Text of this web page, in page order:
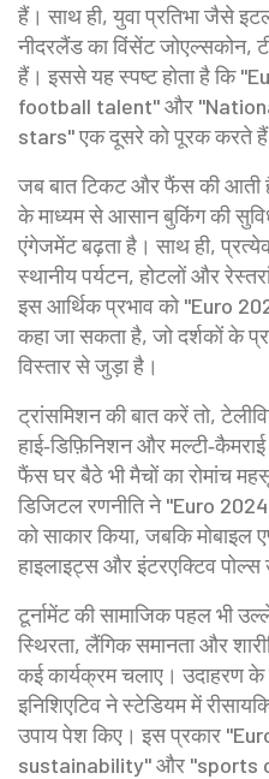
हैं। साथ ही, युवा प्रतिभा जैसे
नीदरलैंड का विंसेंट जोएल्सकोन,
हैं। इससे यह स्पष्ट होता है कि
football talent" और
stars" एक दूसरे को पूरक करते
जब बात टिकट और फैंस की आती
के माध्यम से आसान बुकिंग की
एंगेजमेंट बढ़ता है। साथ ही,
स्थानीय पर्यटन, होटलों और
इस आर्थिक प्रभाव को "Euro
कहा जा सकता है, जो दर्शकों के
विस्तार से जुड़ा है।
ट्रांसमिशन की बात करें तो,
हाई‑डिफ़िनिशन और
फैंस घर बैठे भी मैचों का रोमांच
डिजिटल रणनीति ने "Euro
को साकार किया, जबकि मोबाइल
हाइलाइट्स और इंटरएक्टिव पोल्स
टूर्नामेंट की सामाजिक पहल भी
स्थिरता, लैंगिक समानता और
कई कार्यक्रम चलाए। उदाहरण
इनिशिएटिव ने स्टेडियम में
उपाय पेश किए। इस प्रकार
sustainability" और "sports